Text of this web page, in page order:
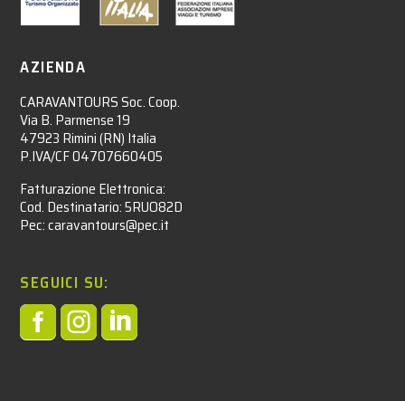
AZIENDA
CARAVANTOURS Soc. Coop.
Via B. Parmense 19
47923 Rimini (RN) Italia
P.IVA/CF 04707660405
Fatturazione Elettronica:
Cod. Destinatario: 5RUO82D
Pec: caravantours@pec.it
SEGUICI SU:
